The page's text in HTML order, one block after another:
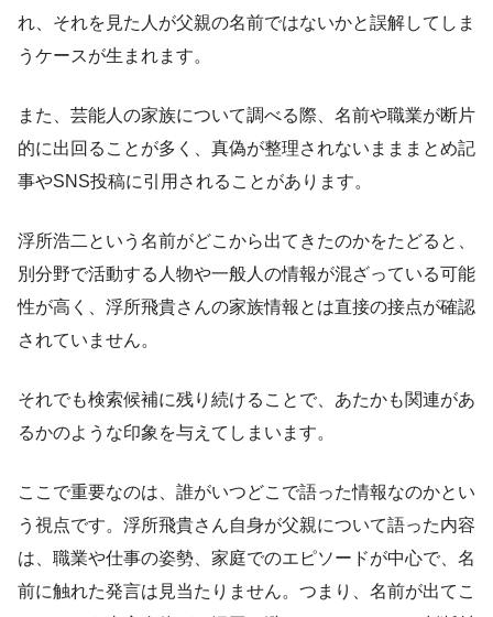
れ、それを見た人が父親の名前ではないかと誤解してしま
うケースが生まれます。
また、芸能人の家族について調べる際、名前や職業が断片
的に出回ることが多く、真偽が整理されないまままとめ記
事やSNS投稿に引用されることがあります。
浮所浩二という名前がどこから出てきたのかをたどると、
別分野で活動する人物や一般人の情報が混ざっている可能
性が高く、浮所飛貴さんの家族情報とは直接の接点が確認
されていません。
それでも検索候補に残り続けることで、あたかも関連があ
るかのような印象を与えてしまいます。
ここで重要なのは、誰がいつどこで語った情報なのかとい
う視点です。浮所飛貴さん自身が父親について語った内容
は、職業や仕事の姿勢、家庭でのエピソードが中心で、名
前に触れた発言は見当たりません。つまり、名前が出てこ